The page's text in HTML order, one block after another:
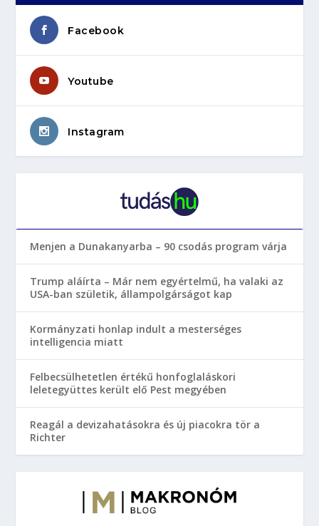
Facebook
Youtube
Instagram
Menjen a Dunakanyarba – 90 csodás program várja
Trump aláírta – Már nem egyértelmű, ha valaki az
USA-ban születik, állampolgárságot kap
Kormányzati honlap indult a mesterséges
intelligencia miatt
Felbecsülhetetlen értékű honfoglaláskori
leletegyüttes került elő Pest megyében
Reagál a devizahatásokra és új piacokra tör a
Richter